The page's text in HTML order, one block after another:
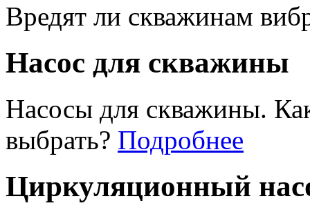
Вредят ли скважинам
Насос для скважины
Насосы для скважины.
выбрать? Подробнее
Циркуляционный